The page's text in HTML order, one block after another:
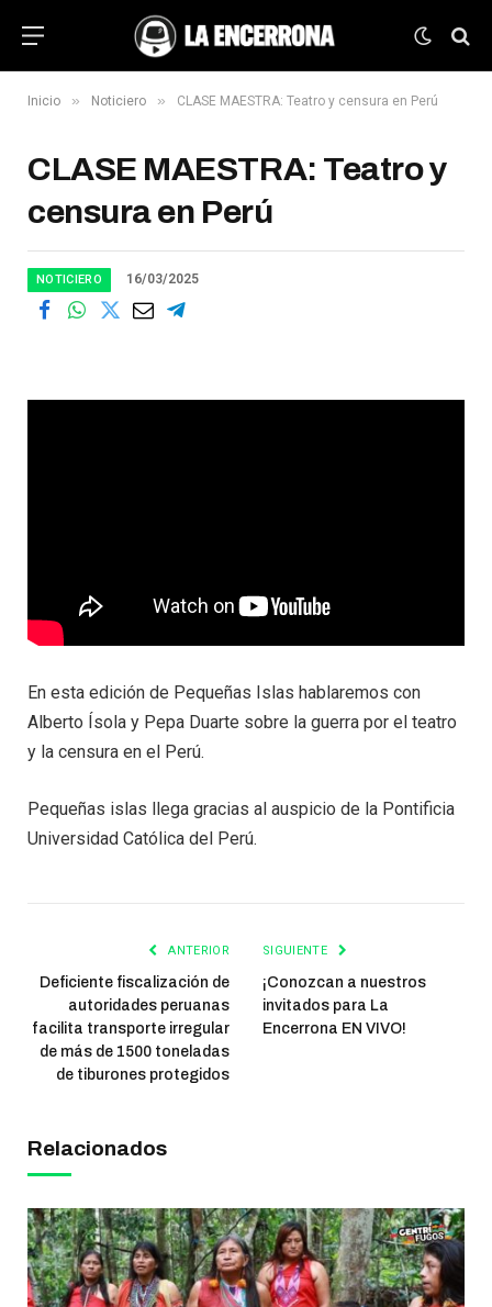
Inicio » Noticiero » CLASE MAESTRA: Teatro y censura en Perú
CLASE MAESTRA: Teatro y
censura en Perú
NOTICIERO 16/03/2025
En esta edición de Pequeñas Islas hablaremos con
Alberto Ísola y Pepa Duarte sobre la guerra por el teatro
y la censura en el Perú.
Pequeñas islas llega gracias al auspicio de la Pontificia
Universidad Católica del Perú.
ANTERIOR
Deficiente fiscalización de
autoridades peruanas
facilita transporte irregular
de más de 1500 toneladas
de tiburones protegidos
SIGUIENTE
¡Conozcan a nuestros
invitados para La
Encerrona EN VIVO!
Relacionados